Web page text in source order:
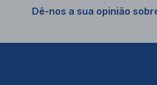
Dê-nos a sua opinião